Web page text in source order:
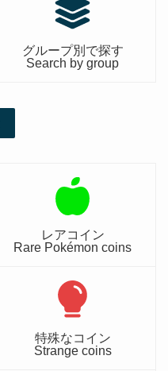
グループ別で探す
Search by group
レアコイン
Rare Pokémon coins
特殊なコイン
Strange coins